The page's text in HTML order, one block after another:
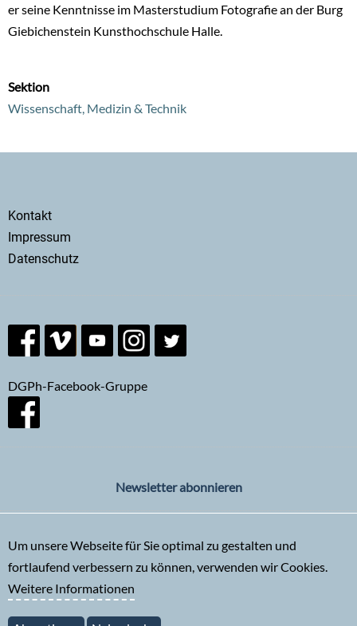
er seine Kenntnisse im Masterstudium Fotografie an der Burg
Giebichenstein Kunsthochschule Halle.
Sektion
Wissenschaft, Medizin & Technik
Secondary
menu
Kontakt
Impressum
Datenschutz
DGPh-Facebook-Gruppe
Newsletter abonnieren
Um unsere Webseite für Sie optimal zu gestalten und
fortlaufend verbessern zu können, verwenden wir Cookies.
Weitere Informationen